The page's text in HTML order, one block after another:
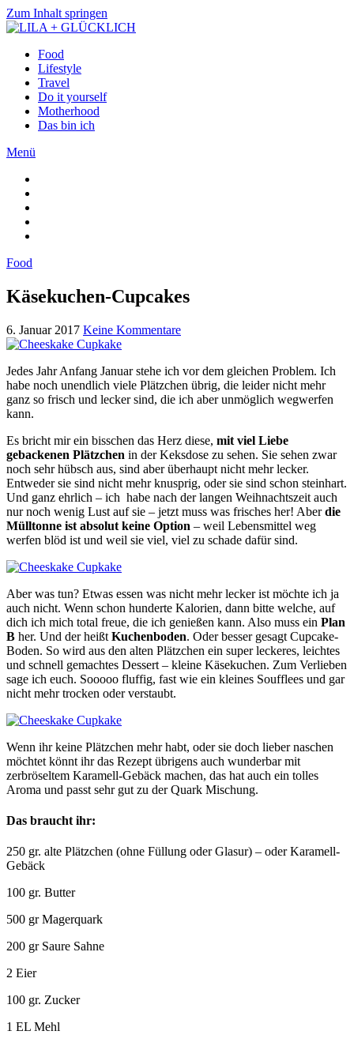
Zum Inhalt springen
Food
Lifestyle
Travel
Do it yourself
Motherhood
Das bin ich
Menü
Food
Käsekuchen-Cupcakes
6. Januar 2017 Keine Kommentare
Jedes Jahr Anfang Januar stehe ich vor dem gleichen Problem. Ich
habe noch unendlich viele Plätzchen übrig, die leider nicht mehr
ganz so frisch und lecker sind, die ich aber unmöglich wegwerfen
kann.
Es bricht mir ein bisschen das Herz diese, mit viel Liebe
gebackenen Plätzchen in der Keksdose zu sehen. Sie sehen zwar
noch sehr hübsch aus, sind aber überhaupt nicht mehr lecker.
Entweder sie sind nicht mehr knusprig, oder sie sind schon steinhart.
Und ganz ehrlich – ich habe nach der langen Weihnachtszeit auch
nur noch wenig Lust auf sie – jetzt muss was frisches her! Aberdie
Mülltonne ist absolut keine Option – weil Lebensmittel weg
werfen blöd ist und weil sie viel, viel zu schade dafür sind.
Aber was tun? Etwas essen was nicht mehr lecker ist möchte ich ja
auch nicht. Wenn schon hunderte Kalorien, dann bitte welche, auf
dich ich mich total freue, die ich genießen kann. Also muss ein Plan
B her. Und der heißt Kuchenboden. Oder besser gesagt Cupcake-
Boden. So wird aus den alten Plätzchen ein super leckeres, leichtes
und schnell gemachtes Dessert – kleine Käsekuchen. Zum Verlieben
sage ich euch. Sooooo fluffig, fast wie ein kleines Soufflees und gar
nicht mehr trocken oder verstaubt.
Wenn ihr keine Plätzchen mehr habt, oder sie doch lieber naschen
möchtet könnt ihr das Rezept übrigens auch wunderbar mit
zerbröseltem Karamell-Gebäck machen, das hat auch ein tolles
Aroma und passt sehr gut zu der Quark Mischung.
Das braucht ihr:
250 gr. alte Plätzchen (ohne Füllung oder Glasur) – oder Karamell-
Gebäck
100 gr. Butter
500 gr Magerquark
200 gr Saure Sahne
2 Eier
100 gr. Zucker
1 EL Mehl